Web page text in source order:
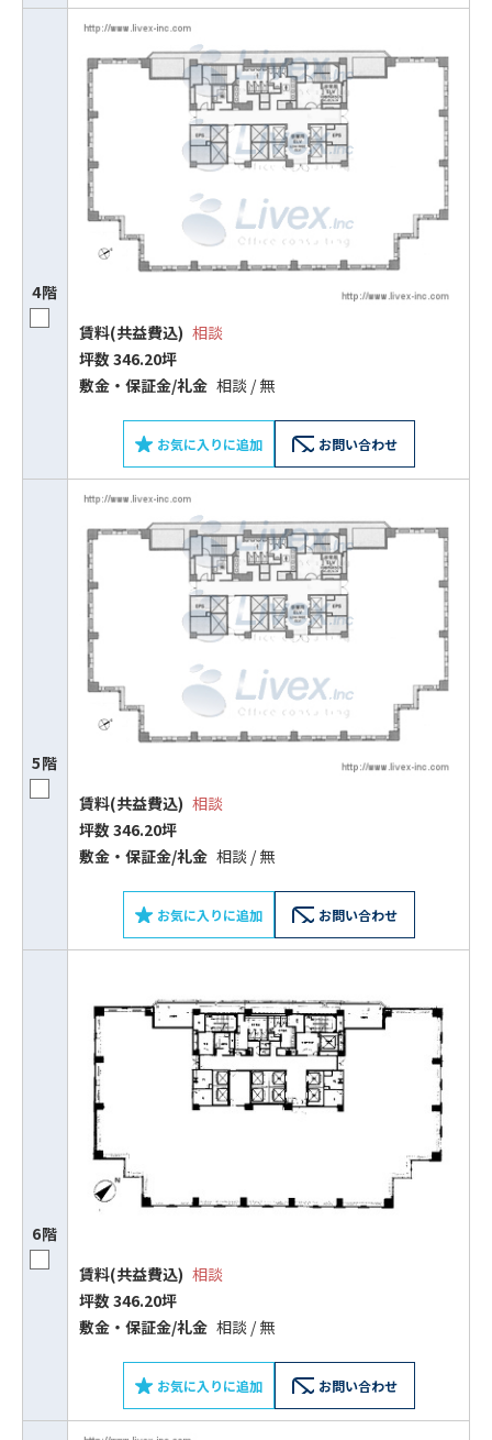
4階
賃料(共益費込) 相談
坪数 346.20坪
敷⾦‧保証⾦/礼⾦ 相談 / 無
お気に入りに追加 お問い合わせ
5階
賃料(共益費込) 相談
坪数 346.20坪
敷⾦‧保証⾦/礼⾦ 相談 / 無
お気に入りに追加 お問い合わせ
6階
賃料(共益費込) 相談
坪数 346.20坪
敷⾦‧保証⾦/礼⾦ 相談 / 無
お気に入りに追加 お問い合わせ